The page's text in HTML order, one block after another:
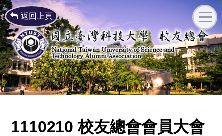
返回上頁
1110210 校友總會會員大會